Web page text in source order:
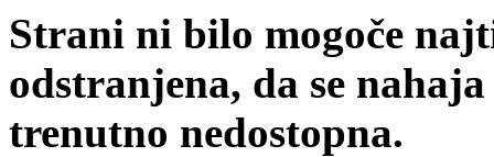
Strani ni bilo mogoče
odstranjena, da se
trenutno nedostopna.